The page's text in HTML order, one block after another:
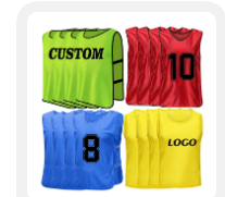
ရေး Mesh Vests၊ Bibs၊
Soccer Pennies